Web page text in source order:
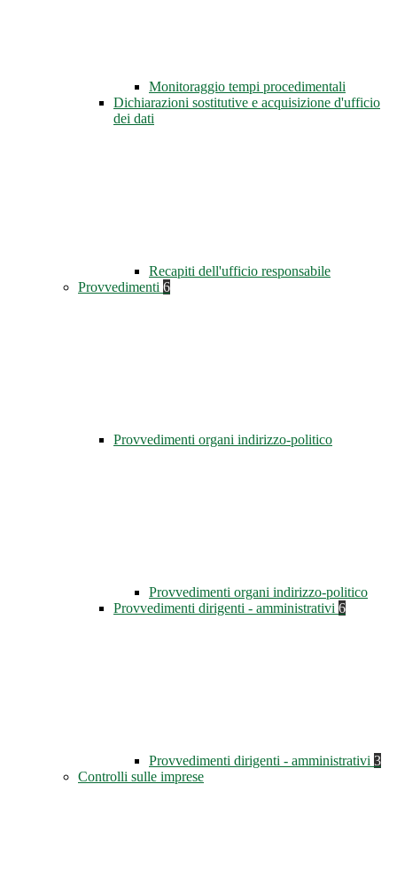
Monitoraggio tempi procedimentali
Dichiarazioni sostitutive e acquisizione d'ufficio
dei dati
Recapiti dell'ufficio responsabile
Provvedimenti 6
Provvedimenti organi indirizzo-politico
Provvedimenti organi indirizzo-politico
Provvedimenti dirigenti - amministrativi 6
Provvedimenti dirigenti - amministrativi 3
Controlli sulle imprese